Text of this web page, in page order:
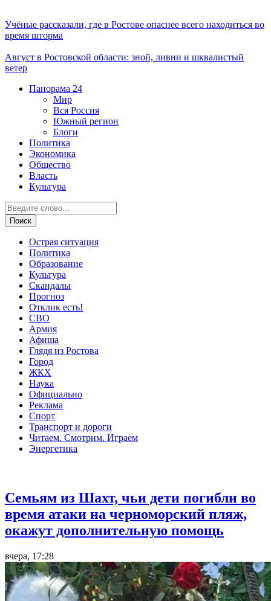
Учёные рассказали, где в Ростове опаснее всего находиться во
время шторма
Август в Ростовской области: зной, ливни и шквалистый
ветер
Панорама 24
Мир
Вся Россия
Южный регион
Блоги
Политика
Экономика
Общество
Власть
Культура
Острая ситуация
Политика
Образование
Культура
Скандалы
Прогноз
Отклик есть!
СВО
Армия
Афиша
Глядя из Ростова
Город
ЖКХ
Наука
Официально
Реклама
Спорт
Транспорт и дороги
Читаем. Смотрим. Играем
Энергетика
Семьям из Шахт, чьи дети погибли во
время атаки на черноморский пляж,
окажут дополнительную помощь
вчера, 17:28